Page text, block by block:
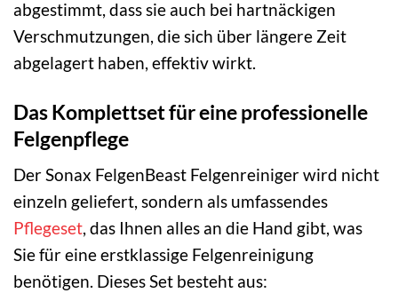
abgestimmt, dass sie auch bei hartnäckigen
Verschmutzungen, die sich über längere Zeit
abgelagert haben, effektiv wirkt.
Das Komplettset für eine professionelle
Felgenpflege
Der Sonax FelgenBeast Felgenreiniger wird nicht
einzeln geliefert, sondern als umfassendes
Pflegeset, das Ihnen alles an die Hand gibt, was
Sie für eine erstklassige Felgenreinigung
benötigen. Dieses Set besteht aus: